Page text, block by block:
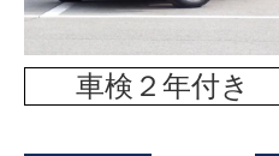
車検２年付き